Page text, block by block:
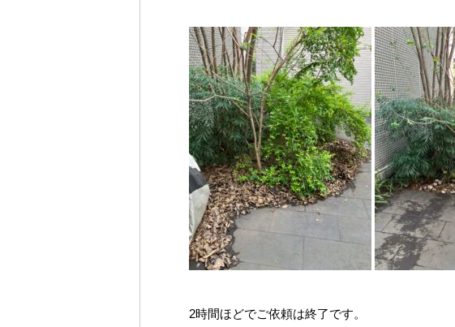
2時間ほどでご依頼は終了です。